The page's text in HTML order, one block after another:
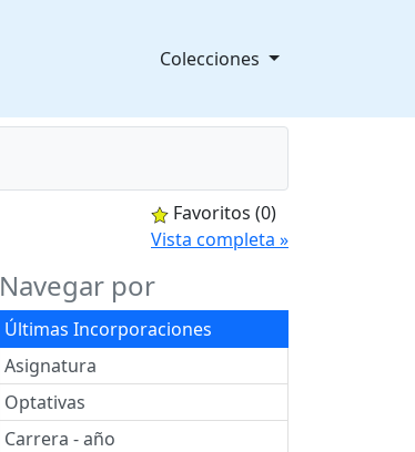
Colecciones
Favoritos (0)
Vista completa »
Navegar por
Últimas Incorporaciones
Asignatura
Optativas
Carrera - año